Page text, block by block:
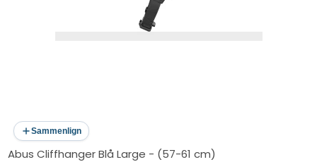
Sammenlign
Abus Cliffhanger Blå Large - (57-61 cm)